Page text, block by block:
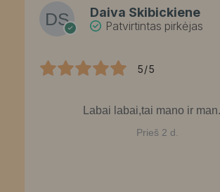
Daiva Skibickiene
Patvirtintas pirkėjas
5/5
Labai labai,tai mano ir
Prieš 2 d.